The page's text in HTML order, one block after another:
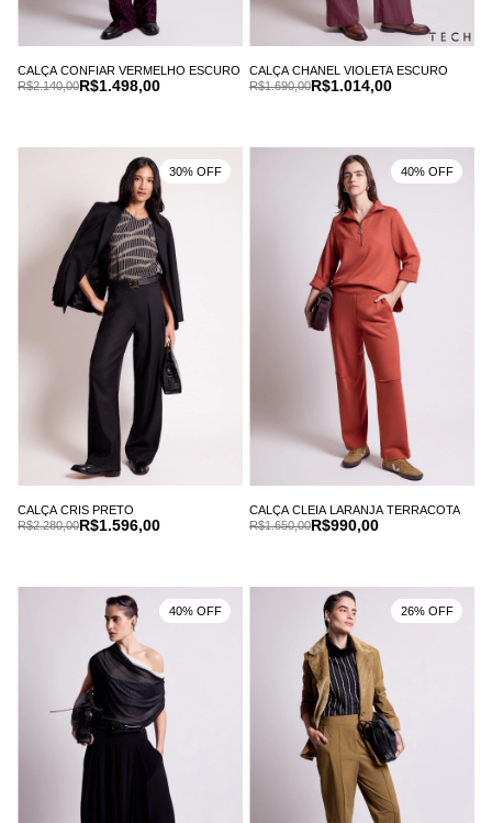
CALÇA CONFIAR VERMELHO ESCURO
R$1.498,00
R$2.140,00
CALÇA CHANEL VIOLETA ESCURO
R$1.014,00
R$1.690,00
CALÇA CRIS PRETO
R$1.596,00
R$2.280,00
30% OFF
CALÇA CLEIA LARANJA TERRACOTA
R$990,00
R$1.650,00
40% OFF
40% OFF 26% OFF